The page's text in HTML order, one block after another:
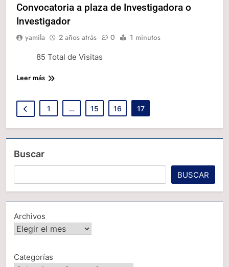
Convocatoria a plaza de Investigadora o
Investigador
yamila 2 años atrás 0 1 minutos
85 Total de Visitas
Leer más
1 … 15 16 17
Buscar
BUSCAR
Archivos
Categorías